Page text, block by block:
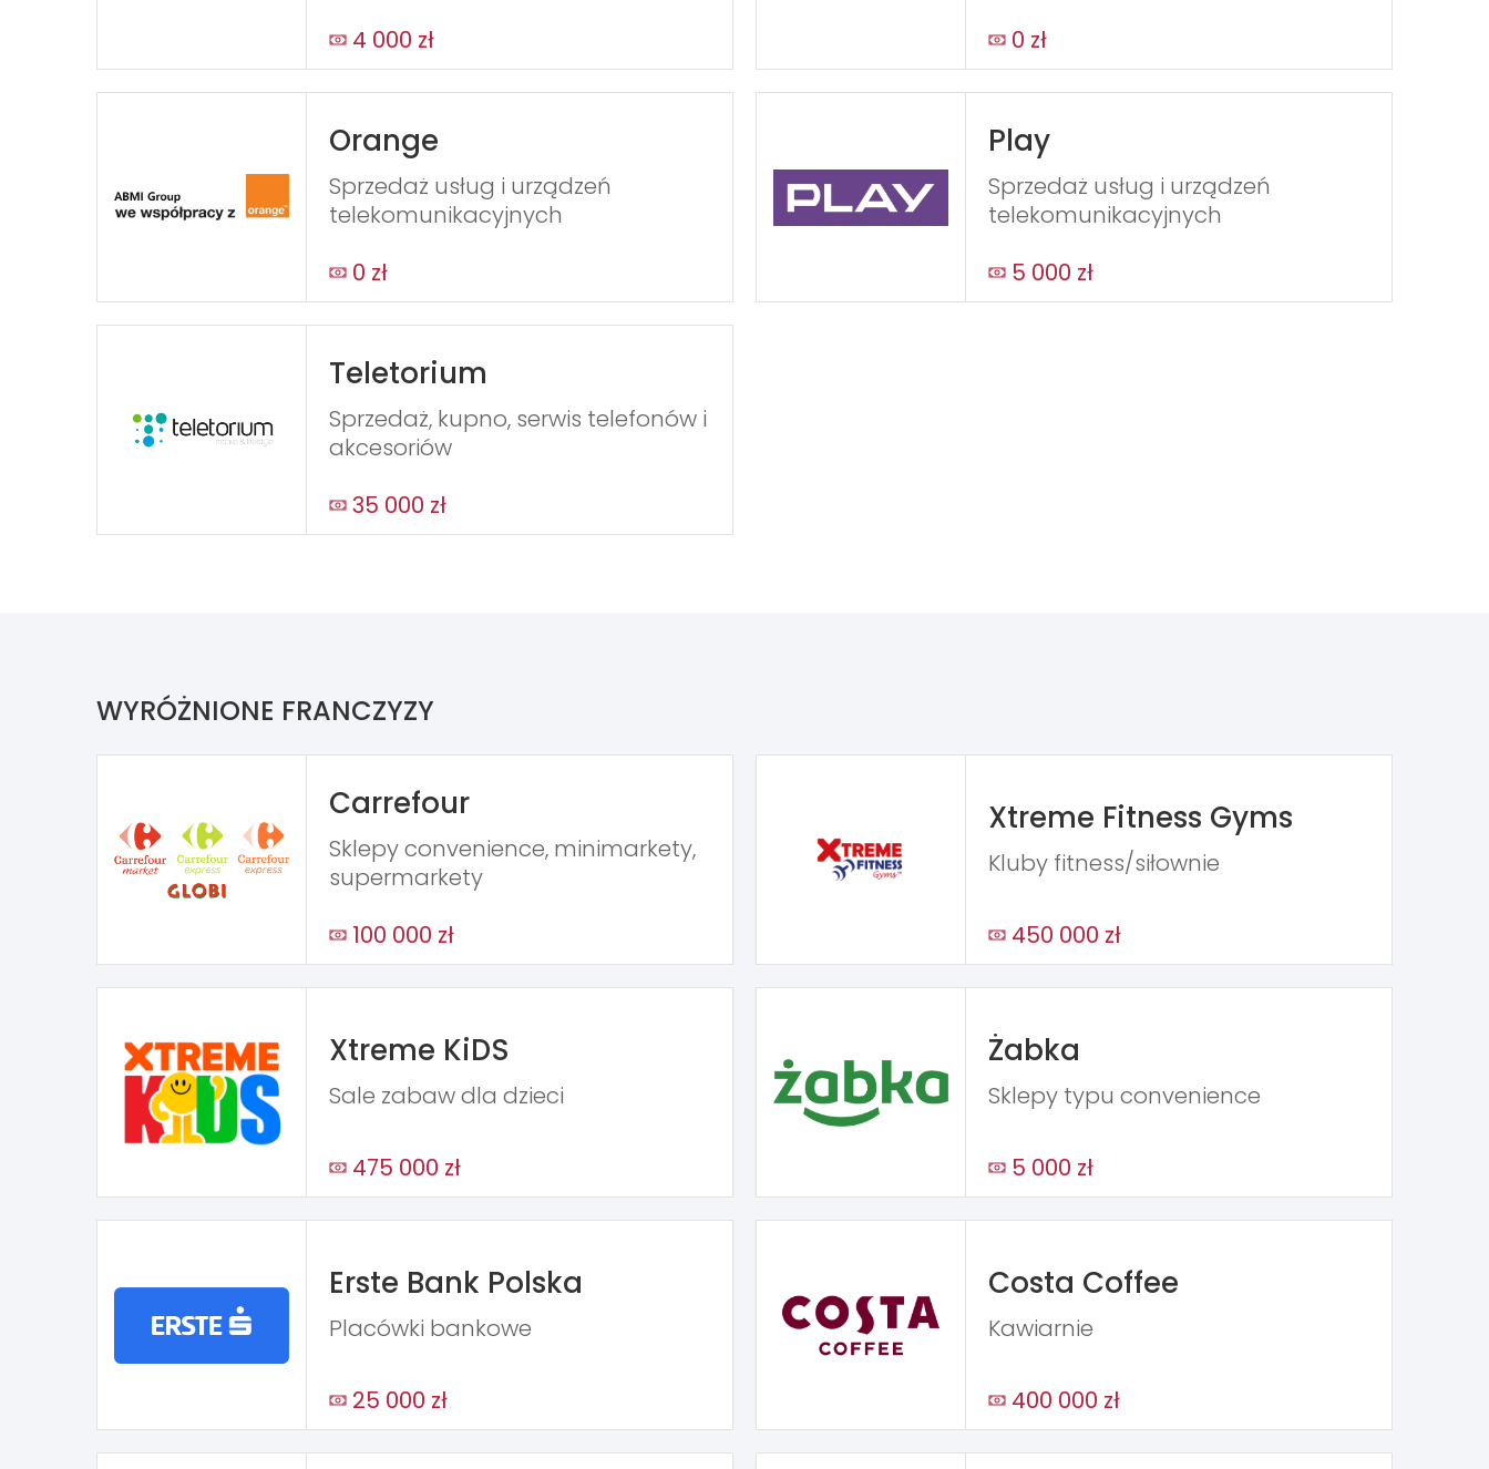
4 000 zł
0 zł
Orange
Sprzedaż usług i urządzeń
telekomunikacyjnych
0 zł
Play
Sprzedaż usług i urządzeń
telekomunikacyjnych
5 000 zł
Teletorium
Sprzedaż, kupno, serwis telefonów i
akcesoriów
35 000 zł
WYRÓŻNIONE FRANCZYZY
Carrefour
Sklepy convenience, minimarkety,
supermarkety
100 000 zł
Xtreme Fitness Gyms
Kluby fitness/siłownie
450 000 zł
Xtreme KiDS
Sale zabaw dla dzieci
475 000 zł
Żabka
Sklepy typu convenience
5 000 zł
Erste Bank Polska
Placówki bankowe
25 000 zł
Costa Coffee
Kawiarnie
400 000 zł